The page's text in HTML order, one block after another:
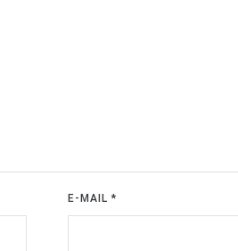
E-MAIL*